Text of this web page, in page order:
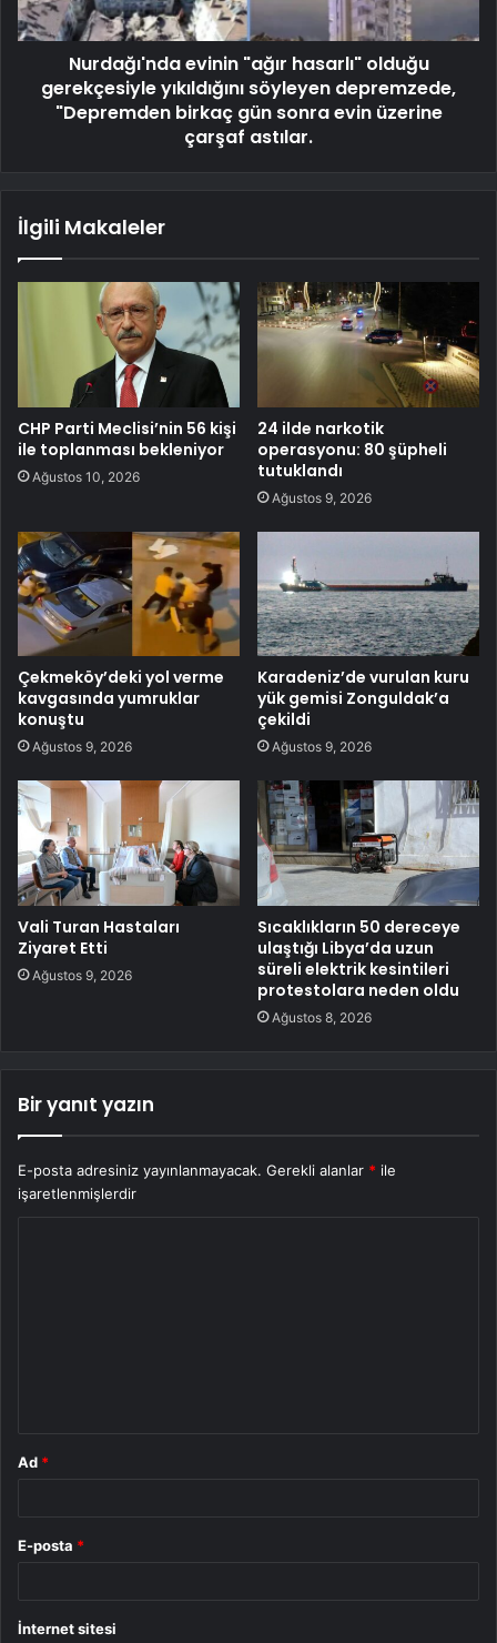
Nurdağı'nda evinin "ağır hasarlı" olduğu
gerekçesiyle yıkıldığını söyleyen depremzede,
"Depremden birkaç gün sonra evin üzerine
çarşaf astılar.
İlgili Makaleler
CHP Parti Meclisi’nin 56 kişi
ile toplanması bekleniyor
Ağustos 10, 2026
24 ilde narkotik
operasyonu: 80 şüpheli
tutuklandı
Ağustos 9, 2026
Çekmeköy’deki yol verme
kavgasında yumruklar
konuştu
Ağustos 9, 2026
Karadeniz’de vurulan kuru
yük gemisi Zonguldak’a
çekildi
Ağustos 9, 2026
Vali Turan Hastaları
Ziyaret Etti
Ağustos 9, 2026
Sıcaklıkların 50 dereceye
ulaştığı Libya’da uzun
süreli elektrik kesintileri
protestolara neden oldu
Ağustos 8, 2026
Bir yanıt yazın
E-posta adresiniz yayınlanmayacak. Gerekli alanlar * ile
işaretlenmişlerdir
Ad *
E-posta *
İnternet sitesi